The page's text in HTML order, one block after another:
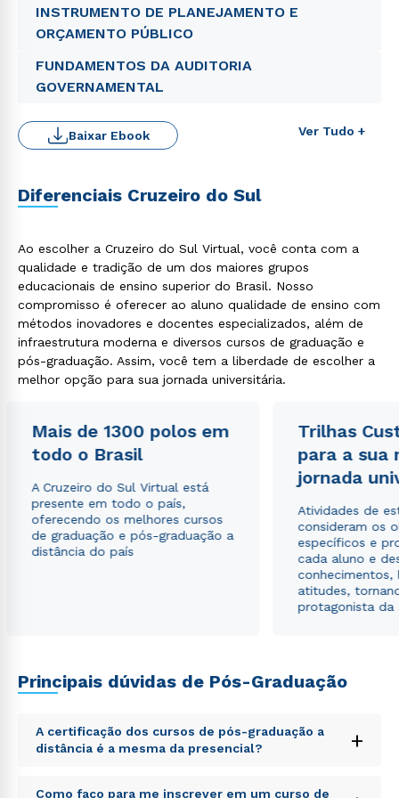
INSTRUMENTO DE PLANEJAMENTO E
ORÇAMENTO PÚBLICO
FUNDAMENTOS DA AUDITORIA
GOVERNAMENTAL
Ver Tudo +
Baixar Ebook
Diferenciais Cruzeiro do Sul
Ao escolher a Cruzeiro do Sul Virtual, você conta com a
qualidade e tradição de um dos maiores grupos
educacionais de ensino superior do Brasil. Nosso
compromisso é oferecer ao aluno qualidade de ensino com
métodos inovadores e docentes especializados, além de
infraestrutura moderna e diversos cursos de graduação e
pós-graduação. Assim, você tem a liberdade de escolher a
melhor opção para sua jornada universitária.
Mais de 1300 polos em
todo o Brasil
A Cruzeiro do Sul Virtual está
presente em todo o país,
oferecendo os melhores cursos
de graduação e pós-graduação a
distância do país
Trilhas
para a sua
jornada
Atividades de
consideram os
específicos e
cada aluno e
conhecimentos,
atitudes,
protagonista da
Principais dúvidas de Pós-Graduação
A certificação dos cursos de pós-graduação a
distância é a mesma da presencial?
+
Sed ut perspiciatis unde omnis iste natus error sit
Como faço para me inscrever em um curso de
ou
envio de conteúdos da Cruzeiro do Sul.